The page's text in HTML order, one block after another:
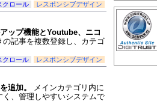
クロール レスポンシブデザイン
ップ機能とYoutube、ニコ
の記事を複数登録し、カテゴ
クロール レスポンシブデザイン
追加。
メインカテゴリ内に
、管理しやすいシステムで